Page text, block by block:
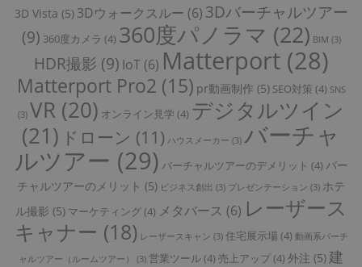
3D Vista (5) 3Dウォークスルー (6) 3Dバーチャルツアー
(9) 360度カメラ (4) 360度パノラマ (22) BIM (3)
HDR撮影 (9) IoT(6) Matterport(28)
Matterport Pro2 (15) pr動画制作 (5) SEO対策 (4) SNS
(3) VR (20) オンライン見学 (4) デジタルツイン
(21) ドローン (11) ハウスメーカー (3) バーチャ
ルツアー (29) バーチャルツアーのデメリット (4) バー
チャルツアーのメリット (5) ビジネス創出 (3) プレゼンテーション (3) ホテ
ル撮影 (5) マーケティング(4) メタバース (6) レーザース
キャナー (18) レーザースキャン (3) 住宅展示場 (4) 動画系バーチ
ャルツアー（ルームツアー）
(3) 営業ツール(4) 売上アップ(4) 外注 (5) 建